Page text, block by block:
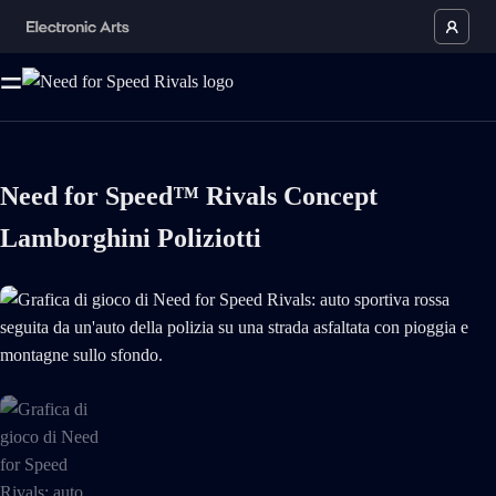
Need for Speed™ Rivals Concept
Lamborghini Poliziotti
Grafica di gioco di Need for Speed Rivals: auto sportiva rossa